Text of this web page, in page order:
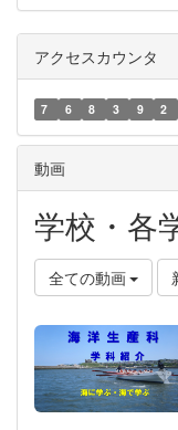
アクセスカウンタ
7 6 8 3 9 2
動画
学校・各
全ての動画